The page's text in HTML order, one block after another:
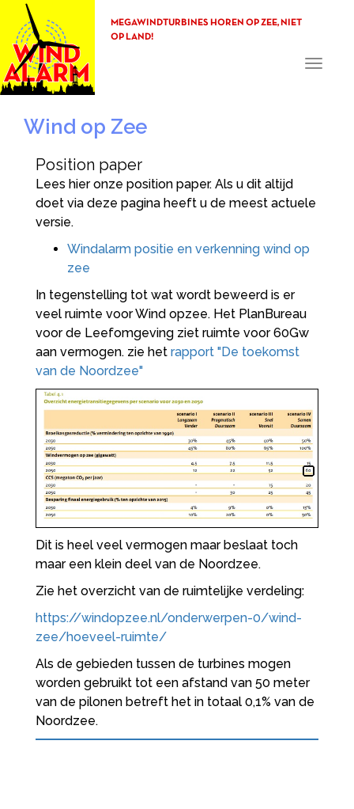
MEGAWINDTURBINES HOREN OP ZEE, NIET
OP LAND!
Toggle
Wind op Zee
Position paper
Lees hier onze position paper. Als u dit altijd
doet via deze pagina heeft u de meest actuele
versie.
Windalarm positie en verkenning wind op
zee
In tegenstelling tot wat wordt beweerd is er
veel ruimte voor Wind opzee. Het PlanBureau
voor de Leefomgeving ziet ruimte voor 60Gw
aan vermogen. zie het rapport "De toekomst
van de Noordzee"
Dit is heel veel vermogen maar beslaat toch
maar een klein deel van de Noordzee.
Zie het overzicht van de ruimtelijke verdeling:
https://windopzee.nl/onderwerpen-0/wind-
zee/hoeveel-ruimte/
Als de gebieden tussen de turbines mogen
worden gebruikt tot een afstand van 50 meter
van de pilonen betreft het in totaal 0,1% van de
Noordzee.